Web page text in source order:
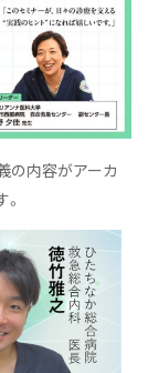
の内容がアーカ